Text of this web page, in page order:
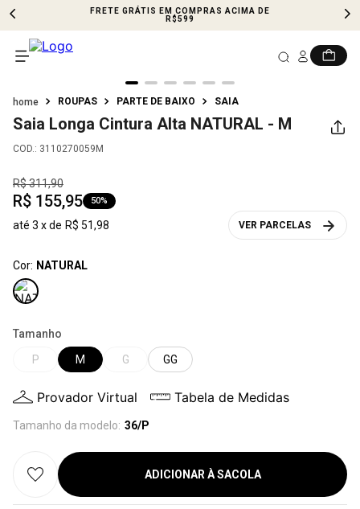
FRETE GRÁTIS EM COMPRAS ACIMA DE
R$599
ROUPAS PARTE DE BAIXO SAIA
Saia Longa Cintura Alta NATURAL - M
COD.: 3110270059M
R$311,90
R$ 155,95 50%
até 3 x de R$ 51,98 VER PARCELAS
Cor: NATURAL
Tamanho
P
M G GG
Provador Virtual Tabela de Medidas
Tamanho da modelo: 36/P
ADICIONAR À SACOLA